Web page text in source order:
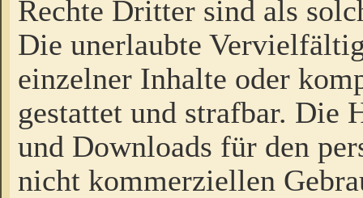
Rechte Dritter sind als
Die unerlaubte
einzelner Inhalte oder
gestattet und strafbar. Die
und Downloads für den
nicht kommerziellen